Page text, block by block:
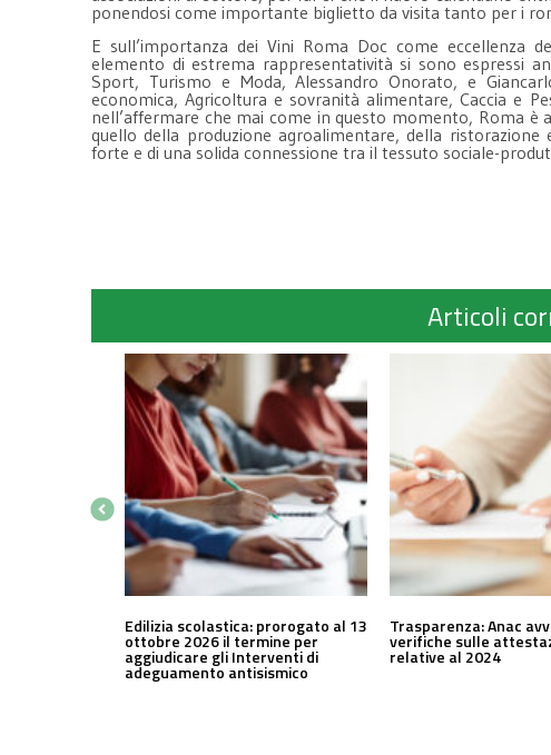
ponendosi come importante biglietto da visita tanto per i
E sull’importanza dei Vini Roma Doc come eccellenza
elemento di estrema rappresentatività si sono espressi
Sport, Turismo e Moda, Alessandro Onorato, e
economica, Agricoltura e sovranità alimentare, Caccia e
nell’affermare che mai come in questo momento, Roma è
quello della produzione agroalimentare, della ristorazione
forte e di una solida connessione tra il tessuto sociale-
Articoli
Edilizia scolastica: prorogato al 13
ottobre 2026 il termine per
aggiudicare gli Interventi di
adeguamento antisismico
Trasparenza: Anac
verifiche sulle
relative al 2024